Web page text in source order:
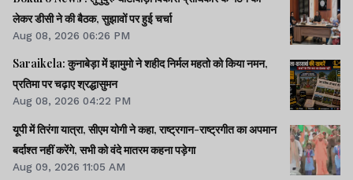
लेकर डीसी ने की बैठक, सुझावों पर हुई चर्चा
Aug 08, 2026 06:26 PM
Saraikela: कुनाबेड़ा में झामुमो ने शहीद निर्मल महतो को किया नमन,
प्रतिमा पर चढ़ाए श्रद्धासुमन
Aug 08, 2026 04:22 PM
यूपी में तिरंगा यात्रा, सीएम योगी ने कहा, राष्ट्रगान-राष्ट्रगीत का अपमान
बर्दाश्त नहीं करेंगे, सभी को वंदे मातरम कहना पड़ेगा
Aug 09, 2026 11:05 AM